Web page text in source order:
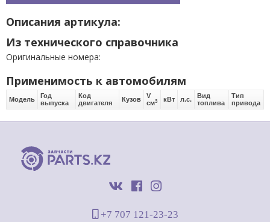
Описания артикула:
Из технического справочника
Оригинальные номера:
Применимость к автомобилям
Модель
Год
выпуска
Код
двигателя
Кузов
V
см3 кВт л.с.
Вид
топлива
Тип
привода
+7 707 121-23-23